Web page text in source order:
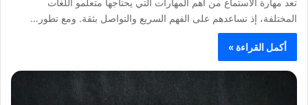
تعد مهارة الاستماع من أهم المهارات التي يحتاجها متعلمو اللغات
المختلفة، إذ تساعدهم على الفهم السريع والتواصل بثقة. ومع تطور…
أكمل القراءة »